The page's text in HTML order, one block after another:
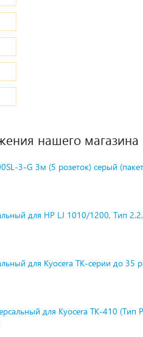
нашего магазина
3-G 3м (5 розеток) серый
для HP LJ 1010/1200, Тип
для Kyocera TK-серии до 35
для Kyocera TK-410 (Тип